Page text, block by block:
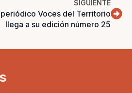
SIGUIENTE
periódico Voces del Territorio
llega a su edición número 25